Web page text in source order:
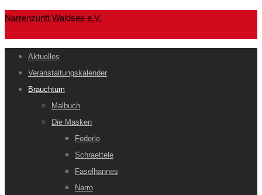
Narrenzunft Waldsee e.V.
Aktuelles
Veranstaltungskalender
Brauchtum
Malbuch
Die Masken
Federle
Schraettele
Faselhannes
Narro